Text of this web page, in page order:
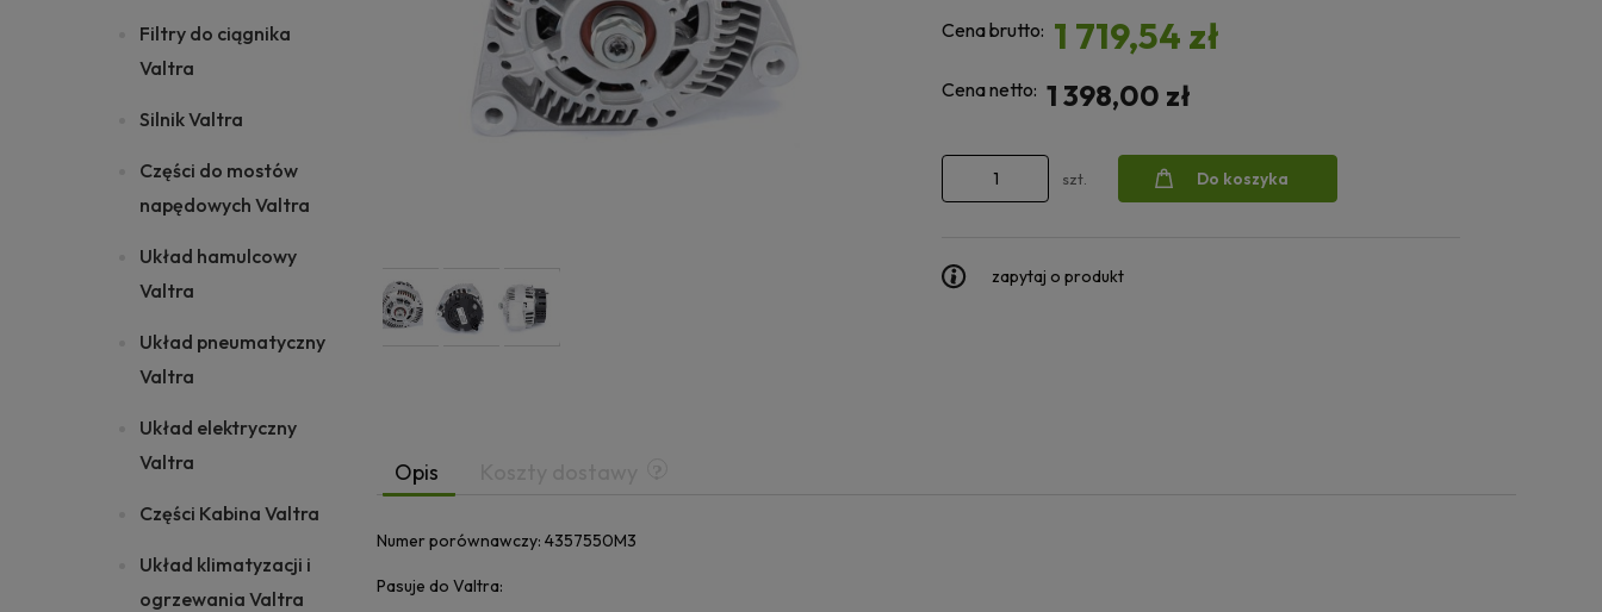
Filtry do ciągnika
Valtra
Silnik Valtra
Części do mostów
napędowych Valtra
Układ hamulcowy
Valtra
Układ pneumatyczny
Valtra
Układ elektryczny
Valtra
Części Kabina Valtra
Układ klimatyzacji i
ogrzewania Valtra
Cena brutto: 1 719,54 zł
Cena netto: 1 398,00 zł
szt. Do koszyka
zapytaj o produkt
Opis
Numer porównawczy: 4357550M3
Pasuje do Valtra: